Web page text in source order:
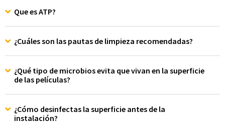
Que es ATP?
¿Cuáles son las pautas de limpieza recomendadas?
¿Qué tipo de microbios evita que vivan en la superficie
de las películas?
¿Cómo desinfectas la superficie antes de la
instalación?